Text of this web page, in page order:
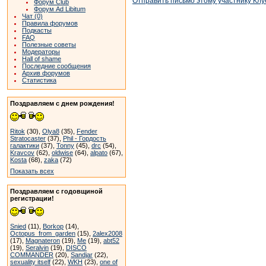
Форум Club
Форум Ad Libitum
Чат (0)
Правила форумов
Подкасты
FAQ
Полезные советы
Модераторы
Hall of shame
Последние сообщения
Архив форумов
Статистика
Поздравляем с днем рождения!
Ritok (30), Olya8 (35), Fender
Stratocaster (37), Phil - Гордость
галактики (37), Tonny (45), drc (54),
Kravcov (62), oldwise (64), alpato (67),
Kosta (68), zaka (72)
Показать всех
Поздравляем с годовщиной
регистрации!
Snied (11), Borkop (14),
Octopus_from_garden (15), 2alex2008
(17), Magnateron (19), Me (19), abt52
(19), Seralvin (19), DISCO
COMMANDER (20), Sandjar (22),
sexuality itself (22), WKH (23), one of